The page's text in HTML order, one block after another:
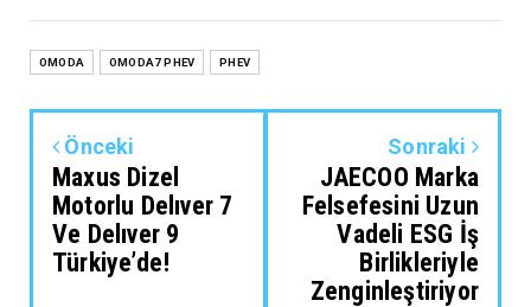
OMODA OMODA7 PHEV PHEV
Önceki
Maxus Dizel
Motorlu Delıver 7
Ve Delıver 9
Türkiye’de!
Sonraki
JAECOO Marka
Felsefesini Uzun
Vadeli ESG İş
Birlikleriyle
Zenginleştiriyor